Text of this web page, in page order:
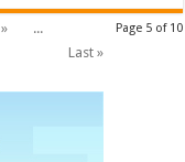
Page 5 of 10
»
...
Last »